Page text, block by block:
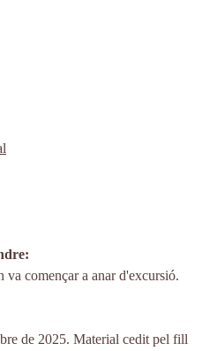
va començar a anar d'excursió.
de 2025. Material cedit pel fill